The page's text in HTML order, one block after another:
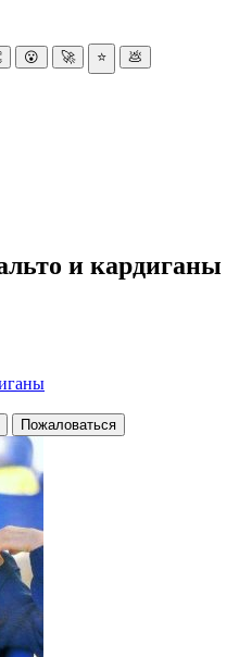
😮 🚀 ⭐ 💩
и кардиганы
Пожаловаться